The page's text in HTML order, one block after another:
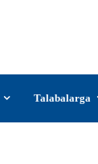
Talabalarga